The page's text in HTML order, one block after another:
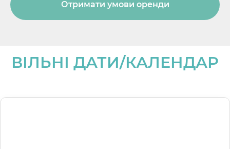
Отримати умови оренди
ВІЛЬНІ ДАТИ/КАЛЕНДАР